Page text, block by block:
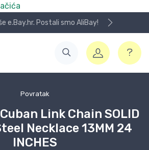
e.Bay.hr. Postali smo AliBay!
Povratak
Link Chain SOLID
Necklace 13MM 24
INCHES